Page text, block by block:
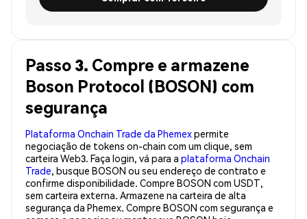
Passo 3. Compre e armazene
Boson Protocol (BOSON) com
segurança
Plataforma Onchain Trade da Phemexpermite
negociação de tokens on-chain com um clique, sem
carteira Web3. Faça login, vá para a plataforma Onchain
Trade, busque BOSON ou seu endereço de contrato e
confirme disponibilidade. Compre BOSON com USDT,
sem carteira externa. Armazene na carteira de alta
segurança da Phemex. Compre BOSON com segurança e